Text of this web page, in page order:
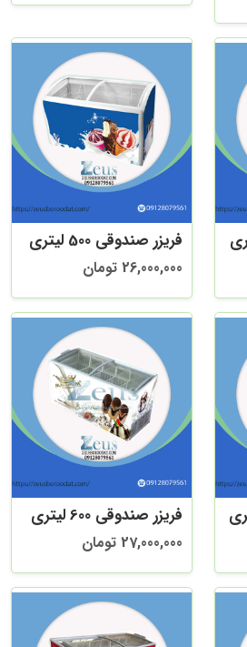
فریزر صندوقی 500 لیتری
26,000,000 تومان
فریزر صندوقی 600 لیتری
27,000,000 تومان